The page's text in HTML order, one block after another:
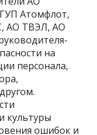
Атомфлот,
АО ТВЭЛ, АО
на
персонала,
культуры
ошибок и